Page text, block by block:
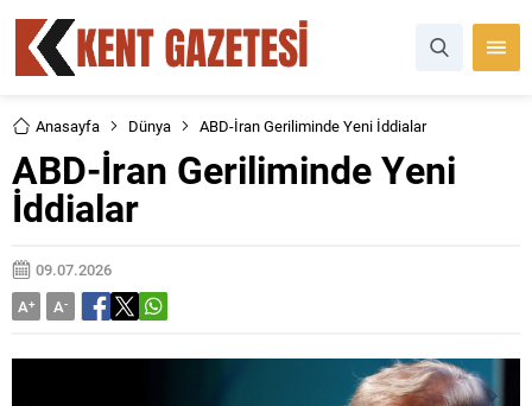
Anasayfa Dünya ABD-İran Geriliminde Yeni İddialar
ABD-İran Geriliminde Yeni
İddialar
09.07.2026
A+ A-